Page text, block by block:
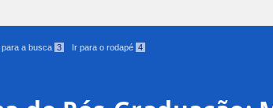
para a busca 3 Ir para o rodapé 4